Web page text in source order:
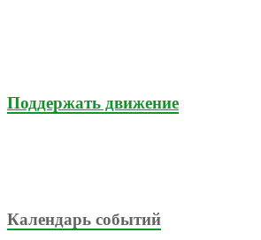
Поддержать движение
Календарь событий